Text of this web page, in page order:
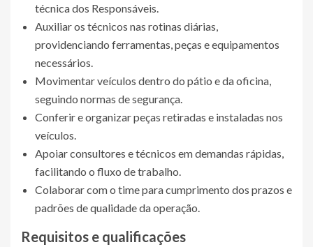
técnica dos Responsáveis.
Auxiliar os técnicos nas rotinas diárias,
providenciando ferramentas, peças e equipamentos
necessários.
Movimentar veículos dentro do pátio e da oficina,
seguindo normas de segurança.
Conferir e organizar peças retiradas e instaladas nos
veículos.
Apoiar consultores e técnicos em demandas rápidas,
facilitando o fluxo de trabalho.
Colaborar com o time para cumprimento dos prazos e
padrões de qualidade da operação.
Requisitos e qualificações